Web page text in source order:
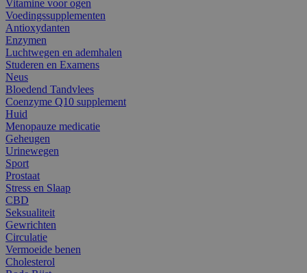
Vitamine voor ogen
Voedingssupplementen
Antioxydanten
Enzymen
Luchtwegen en ademhalen
Studeren en Examens
Neus
Bloedend Tandvlees
Coenzyme Q10 supplement
Huid
Menopauze medicatie
Geheugen
Urinewegen
Sport
Prostaat
Stress en Slaap
CBD
Seksualiteit
Gewrichten
Circulatie
Vermoeide benen
Cholesterol